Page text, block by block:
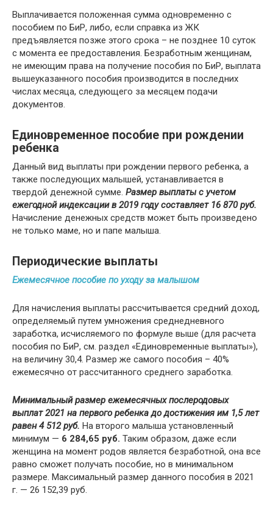
Выплачивается положенная сумма одновременно с
пособием по БиР, либо, если справка из ЖК
предъявляется позже этого срока – не позднее 10 суток
с момента ее предоставления. Безработным женщинам,
не имеющим права на получение пособия по БиР, выплата
вышеуказанного пособия производится в последних
числах месяца, следующего за месяцем подачи
документов.
Единовременное пособие при рождении
ребенка
Данный вид выплаты при рождении первого ребенка, а
также последующих малышей, устанавливается в
твердой денежной сумме. Размер выплаты с учетом
ежегодной индексации в 2019 году составляет 16 870 руб.
Начисление денежных средств может быть произведено
не только маме, но и папе малыша.
Периодические выплаты
Ежемесячное пособие по уходу за малышом
Для начисления выплаты рассчитывается средний доход,
определяемый путем умножения среднедневного
заработка, исчисляемого по формуле выше (для расчета
пособия по БиР, см. раздел «Единовременные выплаты»),
на величину 30,4. Размер же самого пособия – 40%
ежемесячно от рассчитанного среднего заработка.
Минимальный размер ежемесячных послеродовых
выплат 2021 на первого ребенка до достижения им 1,5 лет
равен 4 512 руб. На второго малыша установленный
минимум — 6 284,65 руб. Таким образом, даже если
женщина на момент родов является безработной, она все
равно сможет получать пособие, но в минимальном
размере. Максимальный размер данного пособия в 2021
г. — 26 152,39 руб.